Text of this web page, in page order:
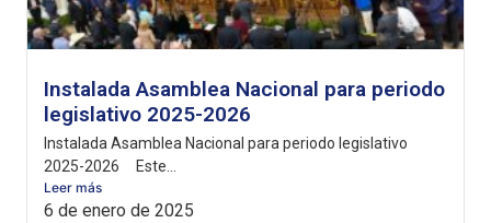
Instalada Asamblea Nacional para periodo
legislativo 2025-2026
Instalada Asamblea Nacional para periodo legislativo
2025-2026 Este...
Leer más
6 de enero de 2025